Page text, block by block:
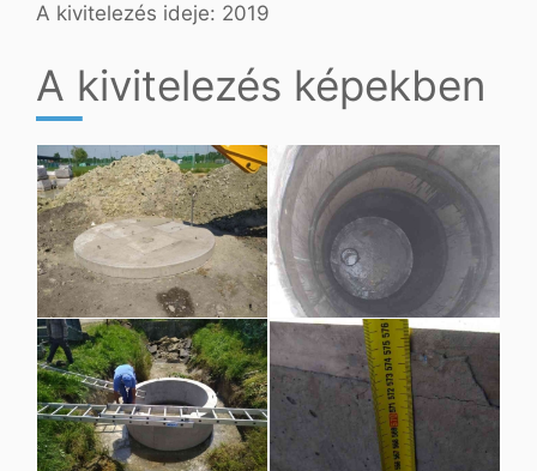
A kivitelezés ideje: 2019
A kivitelezés képekben